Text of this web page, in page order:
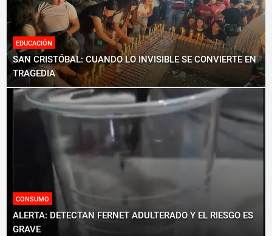
EDUCACIÓN
SAN CRISTÓBAL: CUANDO LO INVISIBLE SE CONVIERTE EN
TRAGEDIA
CONSUMO
ALERTA: DETECTAN FERNET ADULTERADO Y EL RIESGO ES
GRAVE